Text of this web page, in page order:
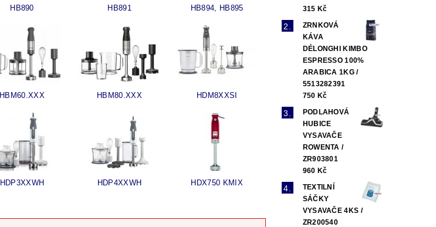
HB890 HB891 HB894, HB895
HBM60.XXX HBM80.XXX HDM8XXSI
HDP3XXWH HDP4XXWH HDX750 KMIX
315 Kč
ZRNKOVÁ
KÁVA
DÉLONGHI KIMBO
ESPRESSO 100%
ARABICA 1KG /
5513282391
750 Kč
PODLAHOVÁ
HUBICE
VYSAVAČE
ROWENTA /
ZR903801
960 Kč
TEXTILNÍ
SÁČKY
VYSAVAČE 4KS /
ZR200540